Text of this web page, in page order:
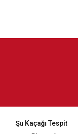
Şu Kaçağı Tespit